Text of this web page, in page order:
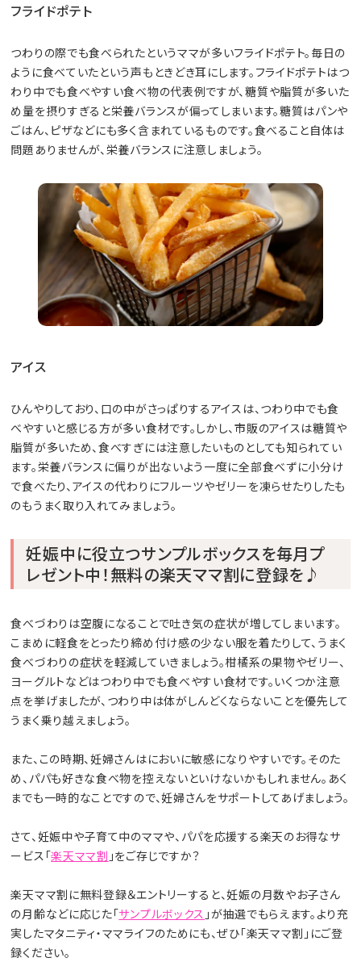
フライドポテト
つわりの際でも食べられたというママが多いフライドポテト。毎日の
ように食べていたという声もときどき耳にします。フライドポテトはつ
わり中でも食べやすい食べ物の代表例ですが、糖質や脂質が多いた
め量を摂りすぎると栄養バランスが偏ってしまいます。糖質はパンや
ごはん、ピザなどにも多く含まれているものです。食べること自体は
問題ありませんが、栄養バランスに注意しましょう。
アイス
ひんやりしており、口の中がさっぱりするアイスは、つわり中でも食
べやすいと感じる方が多い食材です。しかし、市販のアイスは糖質や
脂質が多いため、食べすぎには注意したいものとしても知られてい
ます。栄養バランスに偏りが出ないよう一度に全部食べずに小分け
で食べたり、アイスの代わりにフルーツやゼリーを凍らせたりしたも
のもうまく取り入れてみましょう。
妊娠中に役立つサンプルボックスを毎月プ
レゼント中！無料の楽天ママ割に登録を♪
食べづわりは空腹になることで吐き気の症状が増してしまいます。
こまめに軽食をとったり締め付け感の少ない服を着たりして、うまく
食べづわりの症状を軽減していきましょう。柑橘系の果物やゼリー、
ヨーグルトなどはつわり中でも食べやすい食材です。いくつか注意
点を挙げましたが、つわり中は体がしんどくならないことを優先して
うまく乗り越えましょう。
また、この時期、妊婦さんはにおいに敏感になりやすいです。そのた
め、パパも好きな食べ物を控えないといけないかもしれません。あく
までも一時的なことですので、妊婦さんをサポートしてあげましょう。
さて、妊娠中や子育て中のママや、パパを応援する楽天のお得なサ
ービス「楽天ママ割 」をご存じですか？
楽天ママ割に無料登録＆エントリーすると、妊娠の月数やお子さん
の月齢などに応じた「サンプルボックス 」が抽選でもらえます。より充
実したマタニティ・ママライフのためにも、ぜひ「楽天ママ割」にご登
録ください。